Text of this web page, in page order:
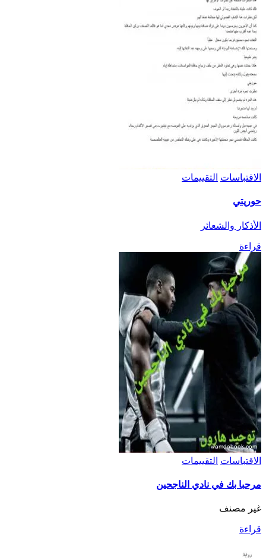
الاقتباسات التقييمات
حوريتي
الأذكار والشعائر
قراءة
الاقتباسات التقييمات
مرحبا بك في نادي الناجحين
غير مصنف
قراءة